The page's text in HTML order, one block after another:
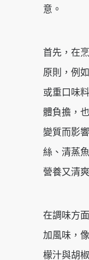
意。
首先，在
原則，例
或重口味
體負擔，
變質而影
絲、清蒸
營養又清
在調味方
加風味，
檬汁與胡